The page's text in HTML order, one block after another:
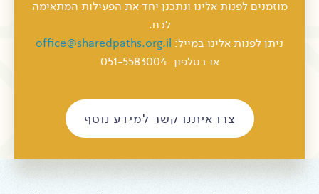
מוזמנים לפנות אלינו ונתכנן יחד את הפעילות המתאימה
לכם.
ניתן לפנות אלינו במייל: office@sharedpaths.org.il
או בטלפון: 051-5583004
צרו איתנו קשר למידע נוסף